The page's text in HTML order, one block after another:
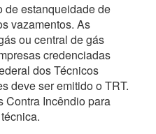
de estanqueidade de
vazamentos. As
ou central de gás
credenciadas
dos Técnicos
deve ser emitido o TRT.
Contra Incêndio para